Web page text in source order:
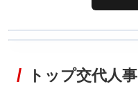
非鉄業界で
タックトレー
トップ交代人事